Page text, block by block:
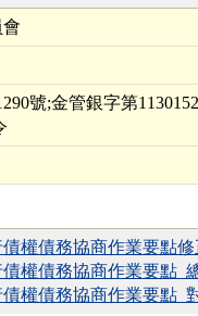
號;金管銀字第
權債務協商作業要點修
權債務協商作業要點_
權債務協商作業要點_